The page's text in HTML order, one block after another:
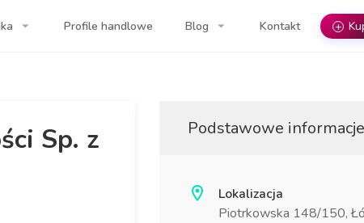
Profile handlowe Blog Kontakt +
Sp. z Podstawowe informacje
Lokalizacja
Piotrkowska 148/150,